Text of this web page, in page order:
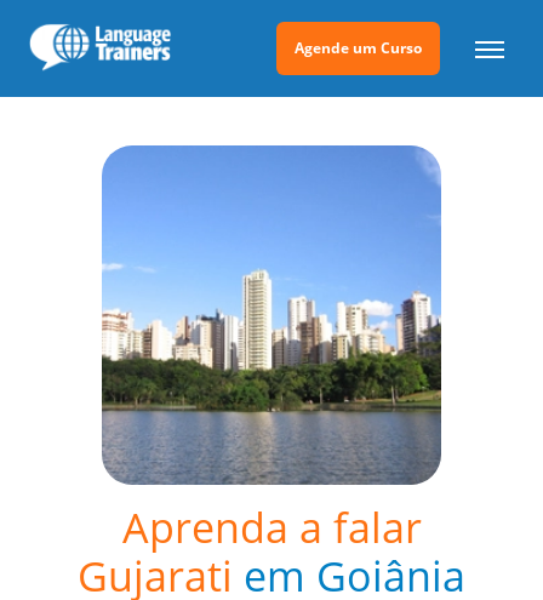
Agende um Curso
Aprenda a falar
Gujarati em Goiânia